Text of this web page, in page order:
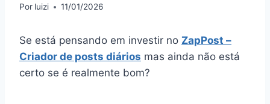
Por luizi 11/01/2026
Se está pensando em investir no ZapPost –
Criador de posts diários mas ainda não está
certo se é realmente bom?